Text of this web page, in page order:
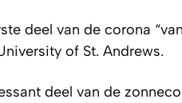
deel van de corona
of St. Andrews.
deel van de